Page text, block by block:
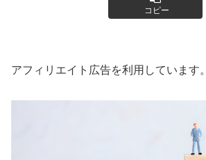
コピー
アフィリエイト広告を利用しています。